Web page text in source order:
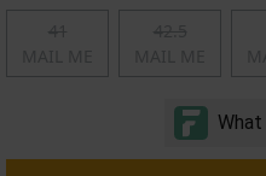
Algemene
© Copyright